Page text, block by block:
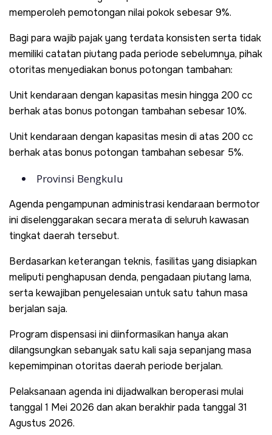
memperoleh pemotongan nilai pokok sebesar 9%.
Bagi para wajib pajak yang terdata konsisten serta tidak
memiliki catatan piutang pada periode sebelumnya, pihak
otoritas menyediakan bonus potongan tambahan:
Unit kendaraan dengan kapasitas mesin hingga 200 cc
berhak atas bonus potongan tambahan sebesar 10%.
Unit kendaraan dengan kapasitas mesin di atas 200 cc
berhak atas bonus potongan tambahan sebesar 5%.
Provinsi Bengkulu
Agenda pengampunan administrasi kendaraan bermotor
ini diselenggarakan secara merata di seluruh kawasan
tingkat daerah tersebut.
Berdasarkan keterangan teknis, fasilitas yang disiapkan
meliputi penghapusan denda, pengadaan piutang lama,
serta kewajiban penyelesaian untuk satu tahun masa
berjalan saja.
Program dispensasi ini diinformasikan hanya akan
dilangsungkan sebanyak satu kali saja sepanjang masa
kepemimpinan otoritas daerah periode berjalan.
Pelaksanaan agenda ini dijadwalkan beroperasi mulai
tanggal 1 Mei 2026 dan akan berakhir pada tanggal 31
Agustus 2026.